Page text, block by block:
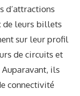
d’attractions
de leurs billets
sur leur profil
de circuits et
ils
connectivité